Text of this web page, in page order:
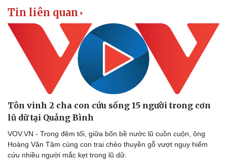
Tin liên quan
Tôn vinh 2 cha con cứu sống 15 người trong cơn
lũ dữ tại Quảng Bình
VOV.VN - Trong đêm tối, giữa bốn bề nước lũ cuồn cuộn, ông
Hoàng Văn Tâm cùng con trai chèo thuyền gỗ vượt nguy hiểm
cứu nhiều người mắc kẹt trong lũ dữ.